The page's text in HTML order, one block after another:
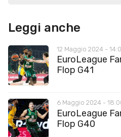
Leggi anche
12 Maggio 2024 -
EuroLeague
Flop G41
6 Maggio 2024 -
EuroLeague
Flop G40